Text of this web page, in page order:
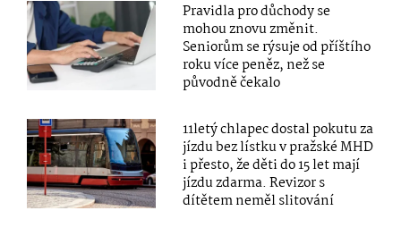
Pravidla pro důchody se
mohou znovu změnit.
Seniorům se rýsuje od příštího
roku více peněz, než se
původně čekalo
11letý chlapec dostal pokutu za
jízdu bez lístku v pražské MHD
i přesto, že děti do 15 let mají
jízdu zdarma. Revizor s
dítětem neměl slitování